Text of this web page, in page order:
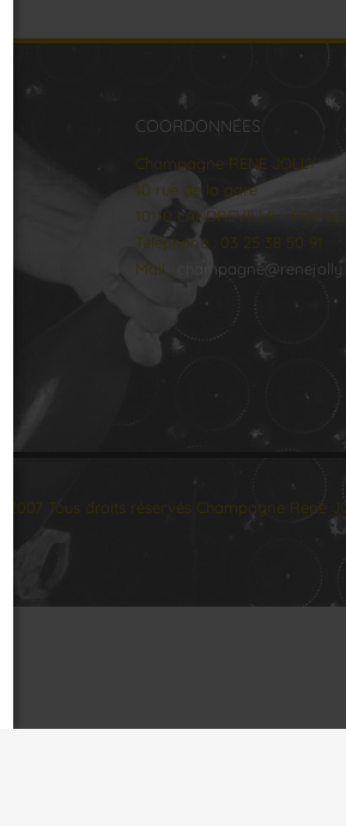
COORDONNÉES
Champagne RENE JOLLY
10 rue de la gare
10110 LANDREVILLE - FRANCE
Téléphone : 03 25 38 50 91
Mail :
© 2007 Tous droits réservés Champagne René